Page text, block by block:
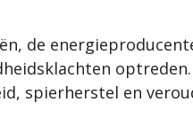
de
spierherstel en